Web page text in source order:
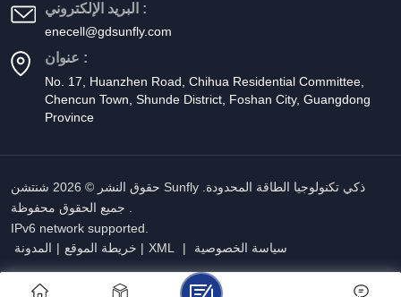
البريد الإلكتروني :
enecell@gdsunfly.com
عنوان :
No. 17, Huanzhen Road, Chihua Residential Committee,
Chencun Town, Shunde District, Foshan City, Guangdong
Province
حقوق النشر © 2026 شنتشن Sunfly ذكي تكنولوجيا الطاقة المحدودة.
IPv6 network supported.
المدونة | خريطة الموقع | XML | سياسة الخصوصية